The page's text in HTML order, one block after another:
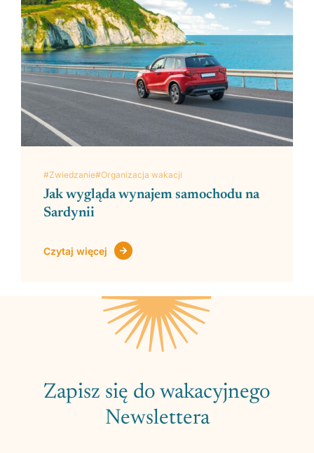
#Zwiedzanie#Organizacja wakacji
Jak wygląda wynajem samochodu na
Sardynii
Czytaj więcej
Zapisz się do wakacyjnego
Newslettera